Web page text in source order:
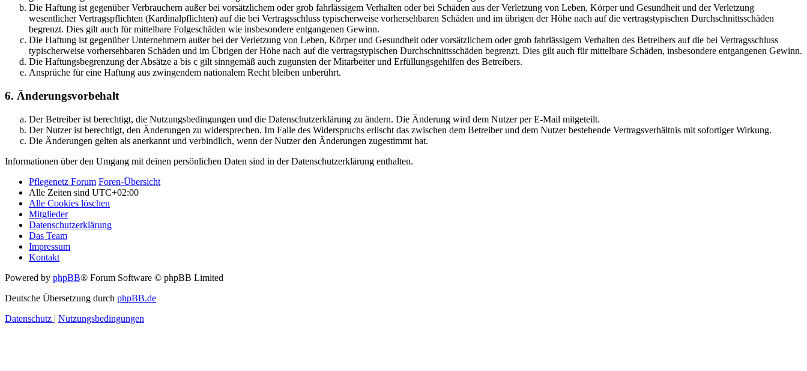
Die Haftung ist gegenüber Verbrauchern außer bei vorsätzlichem oder grob fahrlässigem Verhalten oder bei Schäden aus der Verletzung von Leben, Körper und Gesundheit und der Verletzung
wesentlicher Vertragspflichten (Kardinalpflichten) auf die bei Vertragsschluss typischerweise vorhersehbaren Schäden und im übrigen der Höhe nach auf die vertragstypischen Durchschnittsschäden
begrenzt. Dies gilt auch für mittelbare Folgeschäden wie insbesondere entgangenen Gewinn.
Die Haftung ist gegenüber Unternehmern außer bei der Verletzung von Leben, Körper und Gesundheit oder vorsätzlichem oder grob fahrlässigem Verhalten des Betreibers auf die bei Vertragsschluss
typischerweise vorhersehbaren Schäden und im Übrigen der Höhe nach auf die vertragstypischen Durchschnittsschäden begrenzt. Dies gilt auch für mittelbare Schäden, insbesondere entgangenen Gewinn.
Die Haftungsbegrenzung der Absätze a bis c gilt sinngemäß auch zugunsten der Mitarbeiter und Erfüllungsgehilfen des Betreibers.
Ansprüche für eine Haftung aus zwingendem nationalem Recht bleiben unberührt.
6. Änderungsvorbehalt
Der Betreiber ist berechtigt, die Nutzungsbedingungen und die Datenschutzerklärung zu ändern. Die Änderung wird dem Nutzer per E-Mail mitgeteilt.
Der Nutzer ist berechtigt, den Änderungen zu widersprechen. Im Falle des Widerspruchs erlischt das zwischen dem Betreiber und dem Nutzer bestehende Vertragsverhältnis mit sofortiger Wirkung.
Die Änderungen gelten als anerkannt und verbindlich, wenn der Nutzer den Änderungen zugestimmt hat.
Informationen über den Umgang mit deinen persönlichen Daten sind in der Datenschutzerklärung enthalten.
Pflegenetz Forum Foren-Übersicht
Alle Zeiten sind UTC+02:00
Alle Cookies löschen
Mitglieder
Datenschutzerklärung
Das Team
Impressum
Kontakt
Powered by phpBB® Forum Software © phpBB Limited
Deutsche Übersetzung durch phpBB.de
Datenschutz | Nutzungsbedingungen